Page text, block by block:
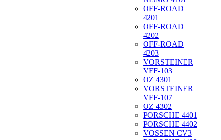
OFF-ROAD
4201
OFF-ROAD
4202
OFF-ROAD
4203
VORSTEINER
VFF-103
OZ 4301
VORSTEINER
VFF-107
OZ 4302
PORSCHE 4401
PORSCHE 4402
VOSSEN CV3